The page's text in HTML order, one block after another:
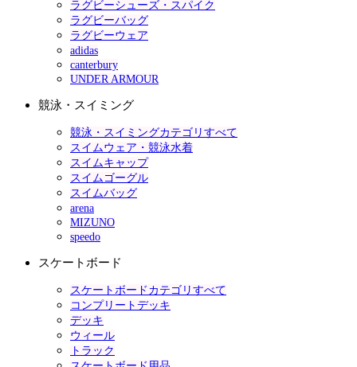
ラグビーシューズ・スパイク
ラグビーバッグ
ラグビーウェア
adidas
canterbury
UNDER ARMOUR
競泳・スイミング
競泳・スイミングカテゴリすべて
スイムウェア・競泳水着
スイムキャップ
スイムゴーグル
スイムバッグ
arena
MIZUNO
speedo
スケートボード
スケートボードカテゴリすべて
コンプリートデッキ
デッキ
ウィール
トラック